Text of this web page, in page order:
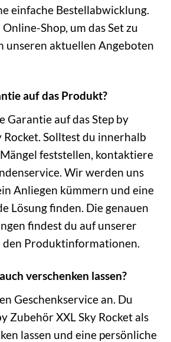
einfache Bestellabwicklung.
Shop, um das Set zu
unseren aktuellen Angeboten
auf das Produkt?
Garantie auf das Step by
Rocket. Solltest du innerhalb
feststellen, kontaktiere
Wir werden uns
Anliegen kümmern und eine
Lösung finden. Die genauen
findest du auf unserer
den Produktinformationen.
verschenken lassen?
Geschenkservice an. Du
Zubehör XXL Sky Rocket als
lassen und eine persönliche